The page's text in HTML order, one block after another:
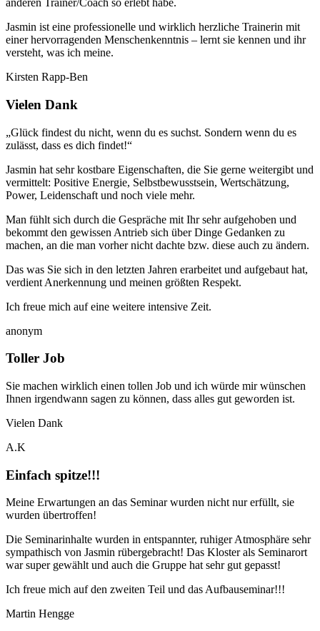
anderen Trainer/Coach so erlebt habe.
Jasmin ist eine professionelle und wirklich herzliche Trainerin mit
einer hervorragenden Menschenkenntnis – lernt sie kennen und ihr
versteht, was ich meine.
Kirsten Rapp-Ben
Vielen Dank
„Glück findest du nicht, wenn du es suchst. Sondern wenn du es
zulässt, dass es dich findet!“
Jasmin hat sehr kostbare Eigenschaften, die Sie gerne weitergibt und
vermittelt: Positive Energie, Selbstbewusstsein, Wertschätzung,
Power, Leidenschaft und noch viele mehr.
Man fühlt sich durch die Gespräche mit Ihr sehr aufgehoben und
bekommt den gewissen Antrieb sich über Dinge Gedanken zu
machen, an die man vorher nicht dachte bzw. diese auch zu ändern.
Das was Sie sich in den letzten Jahren erarbeitet und aufgebaut hat,
verdient Anerkennung und meinen größten Respekt.
Ich freue mich auf eine weitere intensive Zeit.
anonym
Toller Job
Sie machen wirklich einen tollen Job und ich würde mir wünschen
Ihnen irgendwann sagen zu können, dass alles gut geworden ist.
Vielen Dank
A.K
Einfach spitze!!!
Meine Erwartungen an das Seminar wurden nicht nur erfüllt, sie
wurden übertroffen!
Die Seminarinhalte wurden in entspannter, ruhiger Atmosphäre sehr
sympathisch von Jasmin rübergebracht! Das Kloster als Seminarort
war super gewählt und auch die Gruppe hat sehr gut gepasst!
Ich freue mich auf den zweiten Teil und das Aufbauseminar!!!
Martin Hengge